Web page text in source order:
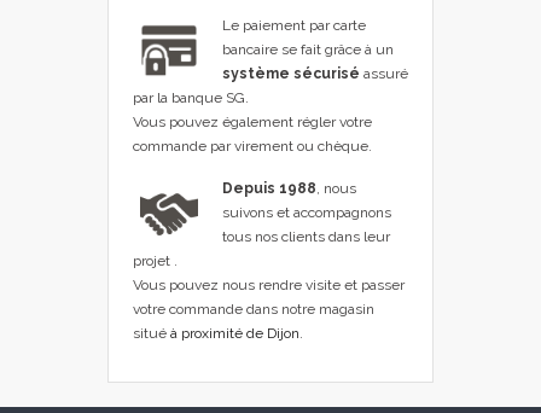
Le paiement par carte
bancaire se fait grâce à un
système sécurisé assuré
par la banque SG.
Vous pouvez également régler votre
commande par virement ou chèque.
Depuis 1988 , nous
suivons et accompagnons
tous nos clients dans leur
projet .
Vous pouvez nous rendre visite et passer
votre commande dans notre magasin
situé à proximité de Dijon